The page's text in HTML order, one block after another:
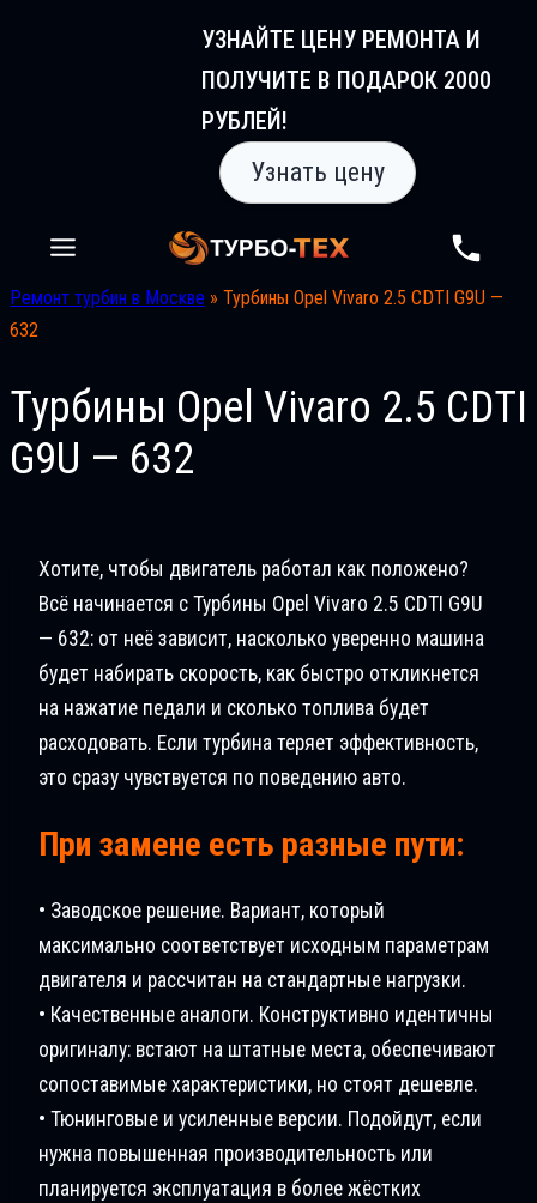
УЗНАЙТЕ ЦЕНУ РЕМОНТА И
ПОЛУЧИТЕ В ПОДАРОК 2000
РУБЛЕЙ!
Узнать цену
Ремонт турбин в Москве » Турбины Opel Vivaro 2.5 CDTI G9U —
632
Турбины Opel Vivaro 2.5 CDTI
G9U — 632
Хотите, чтобы двигатель работал как положено?
Всё начинается с Турбины Opel Vivaro 2.5 CDTI G9U
— 632: от неё зависит, насколько уверенно машина
будет набирать скорость, как быстро откликнется
на нажатие педали и сколько топлива будет
расходовать. Если турбина теряет эффективность,
это сразу чувствуется по поведению авто.
При замене есть разные пути:
• Заводское решение. Вариант, который
максимально соответствует исходным параметрам
двигателя и рассчитан на стандартные нагрузки.
• Качественные аналоги. Конструктивно идентичны
оригиналу: встают на штатные места, обеспечивают
сопоставимые характеристики, но стоят дешевле.
• Тюнинговые и усиленные версии. Подойдут, если
нужна повышенная производительность или
планируется эксплуатация в более жёстких